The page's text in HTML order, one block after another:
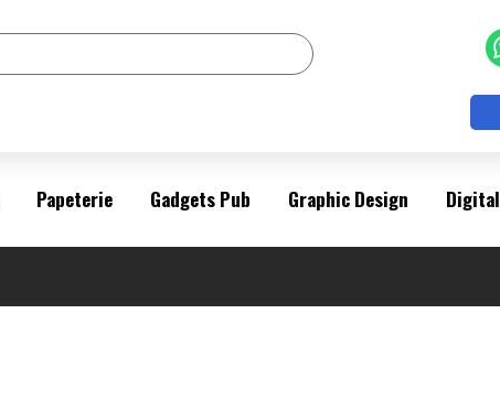
Papeterie Gadgets Pub Graphic Design Digital